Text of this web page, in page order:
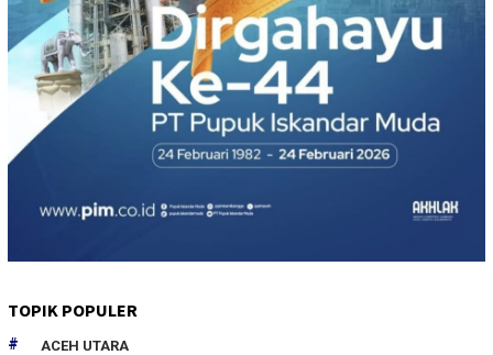
TOPIK POPULER
ACEH UTARA